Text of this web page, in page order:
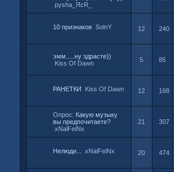
pysha_ЯсR_
10 признаков SolnY 12 240
эмм.....ну здрасте))
Kiss Of Dawn
5 85
РАНЕТКИ Kiss Of Dawn 12 168
Опрос: Какую музыку
вы предпочитаете?
xNalFeiNx
21 307
Нелюди... xNalFeiNx 20 474